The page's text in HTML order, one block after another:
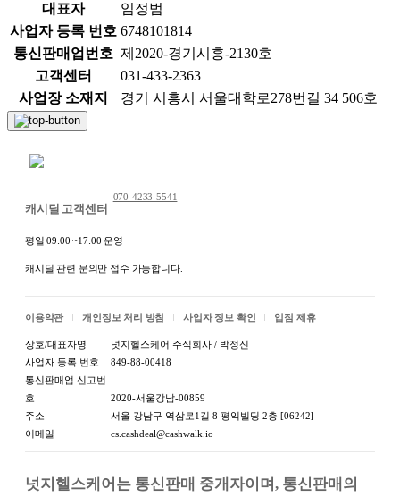
대표자
임정범
사업자 등록 번호 6748101814
통신판매업번호 제2020-경기시흥-2130호
고객센터
031-433-2363
사업장 소재지
경기 시흥시 서울대학로278번길 34 506호
캐시딜 고객센터
070-4233-5541
평일 09:00 ~17:00 운영
캐시딜 관련 문의만 접수 가능합니다.
이용약관 개인정보 처리 방침 사업자 정보 확인 입점 제휴
상호/대표자명
넛지헬스케어 주식회사 / 박정신
사업자 등록 번호
849-88-00418
통신판매업 신고번
호
2020-서울강남-00859
주소
서울 강남구 역삼로1길 8 평익빌딩 2층 [06242]
이메일
cs.cashdeal@cashwalk.io
넛지헬스케어는 통신판매 중개자이며, 통신판매의